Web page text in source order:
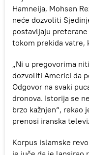
Hamneija, Mohsen
neće dozvoliti
postavljaju
tokom prekida vatre,
„Ni u pregovorima
dozvoliti Americi da
Odgovor na svaki
dronova. Istorija se
brzo kažnjen“, rekao
prenosi iranska
Korpus islamske